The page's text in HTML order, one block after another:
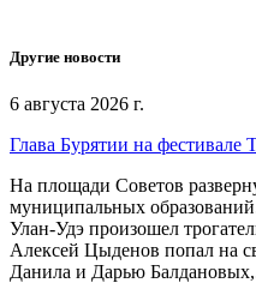
Другие новости
6 августа 2026 г.
Глава Бурятии на фестивале
На площади Советов
муниципальных
Улан-Удэ произошел
Алексей Цыденов попал на
Данила и Дарью